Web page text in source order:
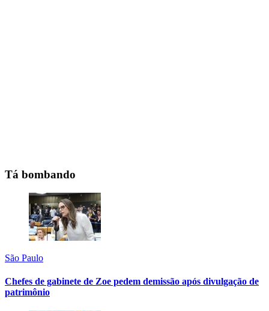
Tá bombando
São Paulo
Chefes de gabinete de Zoe pedem demissão após divulgação de
patrimônio